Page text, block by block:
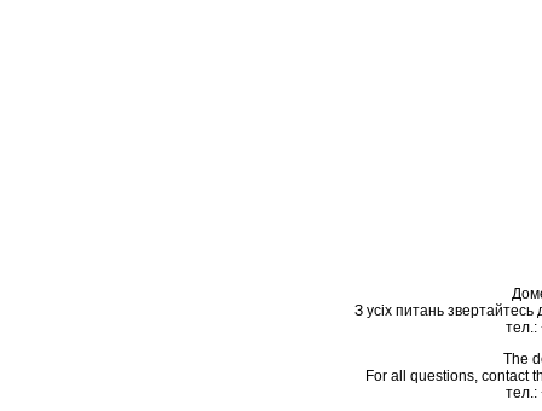
З усіх питань звертайтесь
тел.:
The
For all questions, contact
тел.: